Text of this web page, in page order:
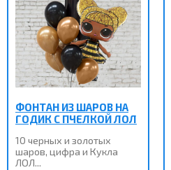
ФОНТАН ИЗ ШАРОВ НА
ГОДИК С ПЧЕЛКОЙ ЛОЛ
10 черных и золотых
шаров, цифра и Кукла
ЛОЛ...